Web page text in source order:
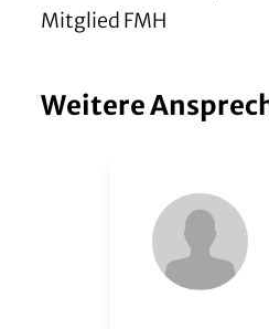
Mitglied FMH
Weitere